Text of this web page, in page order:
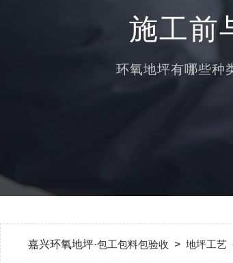
施工前
环氧地坪有哪些种
嘉兴环氧地坪·包工包料包验收 > 地坪工艺